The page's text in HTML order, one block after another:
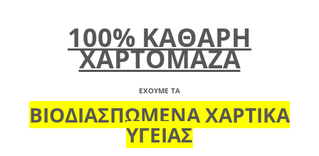
100% ΚΑΘΑΡΗ
ΧΑΡΤΟΜΑΖΑ
ΕΧΟΥΜΕ ΤΑ
ΒΙΟΔΙΑΣΠΩΜΕΝΑ ΧΑΡΤΙΚΑ
ΥΓΕΙΑΣ